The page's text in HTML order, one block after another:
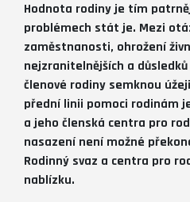
Hodnota rodiny je tím
problémech stát je. Mezi
zaměstnanosti, ohrožení
nejzranitelnějších a
členové rodiny semknou
přední linii pomoci rodinám
a jeho členská centra pro
nasazení není možné
Rodinný svaz a centra pro
nablízku.